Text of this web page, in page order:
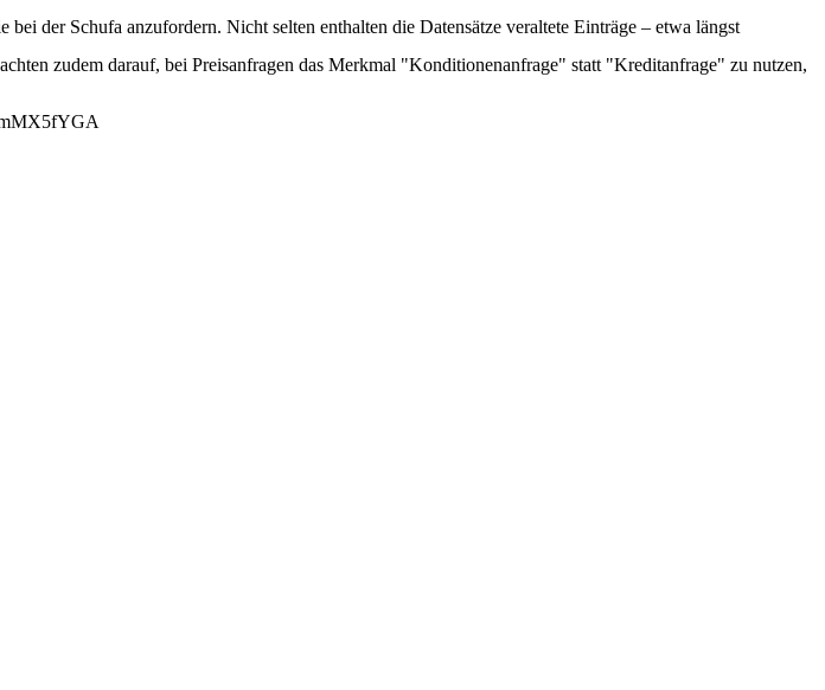
der Schufa anzufordern. Nicht selten enthalten die Datensätze veraltete Einträge – etwa längst
zudem darauf, bei Preisanfragen das Merkmal "Konditionenanfrage" statt "Kreditanfrage" zu nutzen,